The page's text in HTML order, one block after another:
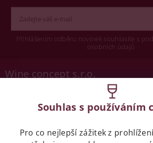
Přihlášením odběru novinek souhlasíte s
osobních údajů
Wine concept s.r.o.
Legislativa
mladších 18 let.
Souhlas s používáním
Pro co nejlepší zážitek z